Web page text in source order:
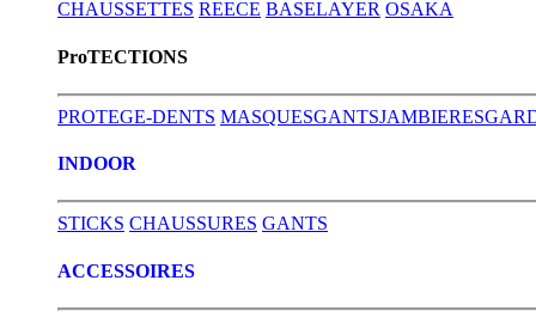
CHAUSSETTES REECE BASELAYER OSAKA
ProTECTIONS
PROTEGE-DENTS MASQUESGANTSJAMBIERES
INDOOR
STICKS CHAUSSURES GANTS
ACCESSOIRES